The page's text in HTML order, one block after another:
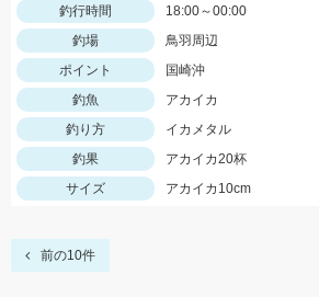
釣行時間
18:00～00:00
釣場
鳥羽周辺
ポイント
国崎沖
釣魚
アカイカ
釣り方
イカメタル
釣果
アカイカ20杯
サイズ
アカイカ10cm
前の10件